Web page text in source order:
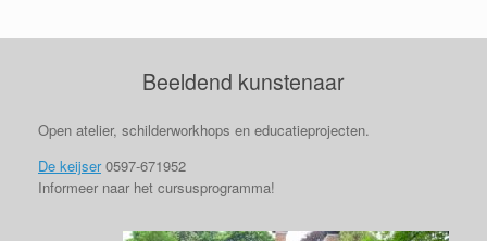
Beeldend kunstenaar
Open atelier, schilderworkhops en educatieprojecten.
De keijser0597-671952
Informeer naar het cursusprogramma!